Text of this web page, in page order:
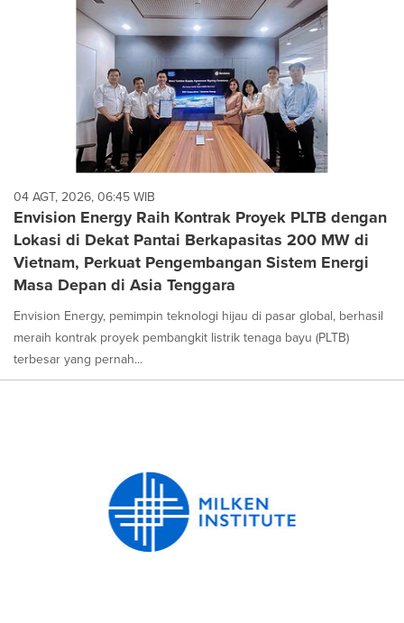
04 AGT, 2026, 06:45 WIB
Envision Energy Raih Kontrak Proyek PLTB dengan
Lokasi di Dekat Pantai Berkapasitas 200 MW di
Vietnam, Perkuat Pengembangan Sistem Energi
Masa Depan di Asia Tenggara
Envision Energy, pemimpin teknologi hijau di pasar global, berhasil
meraih kontrak proyek pembangkit listrik tenaga bayu (PLTB)
terbesar yang pernah...